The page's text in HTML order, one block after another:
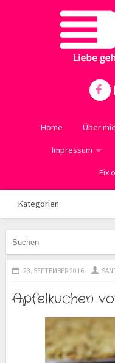
Home Über
Impressum
Fix
Kategorien
23. SEPTEMBER 2016
Apfelkuchen